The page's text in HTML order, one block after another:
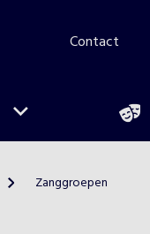
Contact
> Zanggroepen